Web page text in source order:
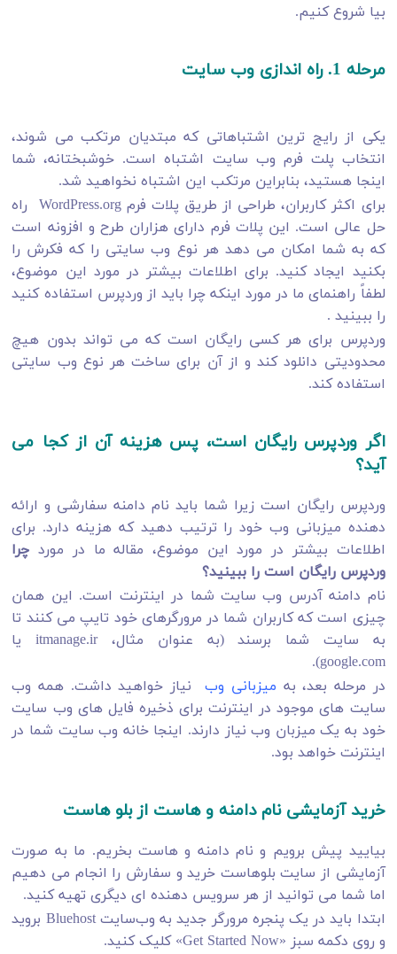
بیا شروع کنیم.
مرحله 1. راه اندازی وب سایت
یکی از رایج ترین اشتباهاتی که مبتدیان مرتکب می شوند،
انتخاب پلت فرم وب سایت اشتباه است. خوشبختانه، شما
اینجا هستید، بنابراین مرتکب این اشتباه نخواهید شد.
برای اکثر کاربران، طراحی از طریق پلات فرم WordPress.org راه
حل عالی است. این پلات فرم دارای هزاران طرح و افزونه است
که به شما امکان می دهد هر نوع وب سایتی را که فکرش را
بکنید ایجاد کنید. برای اطلاعات بیشتر در مورد این موضوع،
لطفاً راهنمای ما در مورد اینکه چرا باید از وردپرس استفاده کنید
را ببینید .
وردپرس برای هر کسی رایگان است که می تواند بدون هیچ
محدودیتی دانلود کند و از آن برای ساخت هر نوع وب سایتی
استفاده کند.
اگر وردپرس رایگان است، پس هزینه آن از کجا می
آید؟
وردپرس رایگان است زیرا شما باید نام دامنه سفارشی و ارائه
دهنده میزبانی وب خود را ترتیب دهید که هزینه دارد. برای
اطلاعات بیشتر در مورد این موضوع، مقاله ما در مورد چرا
وردپرس رایگان است را ببینید؟
نام دامنه آدرس وب سایت شما در اینترنت است. این همان
چیزی است که کاربران شما در مرورگرهای خود تایپ می کنند تا
به سایت شما برسند (به عنوان مثال، itmanage.ir یا
google.com).
در مرحله بعد، به میزبانی وبنیاز خواهید داشت. همه وب
سایت های موجود در اینترنت برای ذخیره فایل های وب سایت
خود به یک میزبان وب نیاز دارند. اینجا خانه وب سایت شما در
اینترنت خواهد بود.
خرید آزمایشی نام دامنه و هاست از بلو هاست
بیایید پیش برویم و نام دامنه و هاست بخریم. ما به صورت
آزمایشی از سایت بلوهاست خرید و سفارش را انجام می دهیم
اما شما می توانید از هر سرویس دهنده ای دیگری تهیه کنید.
ابتدا باید در یک پنجره مرورگر جدید به وب‌سایت Bluehost بروید
و روی دکمه سبز «Get Started Now» کلیک کنید.